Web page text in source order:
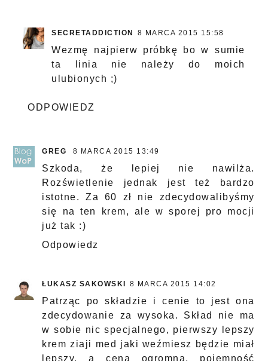
SECRETADDICTION 8 MARCA 2015 15:58
Wezmę najpierw próbkę bo w sumie
ta linia nie należy do moich
ulubionych ;)
ODPOWIEDZ
GREG 8 MARCA 2015 13:49
Szkoda, że lepiej nie nawilża.
Rozświetlenie jednak jest też bardzo
istotne. Za 60 zł nie zdecydowalibyśmy
się na ten krem, ale w sporej pro mocji
już tak :)
Odpowiedz
ŁUKASZ SAKOWSKI 8 MARCA 2015 14:02
Patrząc po składzie i cenie to jest ona
zdecydowanie za wysoka. Skład nie ma
w sobie nic specjalnego, pierwszy lepszy
krem ziaji med jaki weźmiesz będzie miał
lepszy, a cena ogromna, pojemność